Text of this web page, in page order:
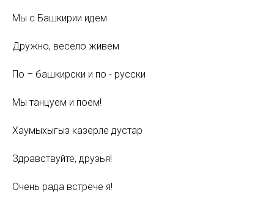
Мы с Башкирии идем
Дружно, весело живем
По – башкирски и по - русски
Мы танцуем и поем!
Хаумыхыгыз казерле дустар
Здравствуйте, друзья!
Очень рада встрече я!